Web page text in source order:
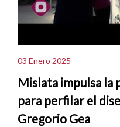
03 Enero 2025
Mislata impulsa la
para perfilar el
Gregorio Gea